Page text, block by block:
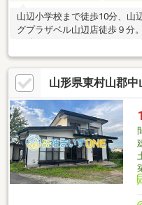
山辺小学校まで徒歩10分、山
グプラザベル山辺店徒歩９分
山形県東村山郡